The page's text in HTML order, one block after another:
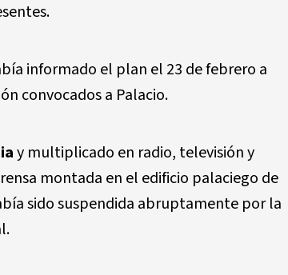
informado el plan el 23 de febrero a
convocados a Palacio.
y multiplicado en radio, televisión y
montada en el edificio palaciego de
sido suspendida abruptamente por la